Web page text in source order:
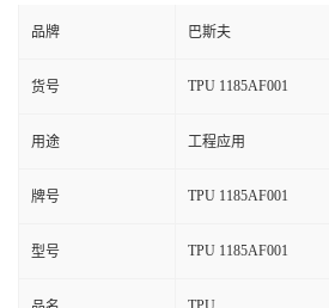
品牌 巴斯夫
货号 TPU 1185AF001
用途 工程应用
牌号 TPU 1185AF001
型号 TPU 1185AF001